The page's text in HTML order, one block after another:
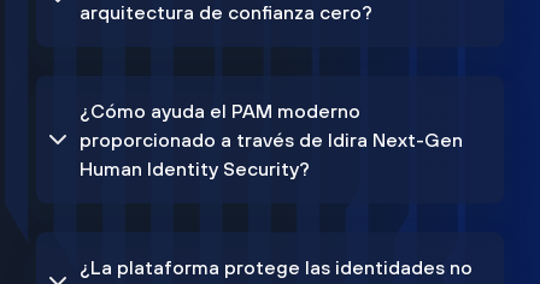
arquitectura de confianza cero?
¿Cómo ayuda el PAM moderno
proporcionado a través de Idira Next-Gen
Human Identity Security?
¿La plataforma protege las identidades no